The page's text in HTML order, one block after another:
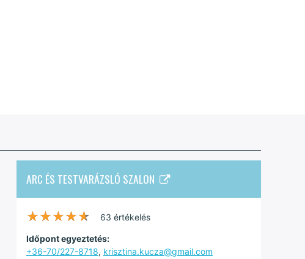
ARC ÉS TESTVARÁZSLÓ SZALON
★★★★★
★★★★★ 63 értékelés
Időpont egyeztetés:
+36-70/227-8718, krisztina.kucza@gmail.com